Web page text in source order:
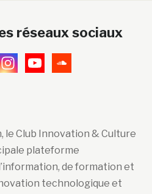
réseaux sociaux
le Club Innovation & Culture
plateforme
de formation et
technologique et